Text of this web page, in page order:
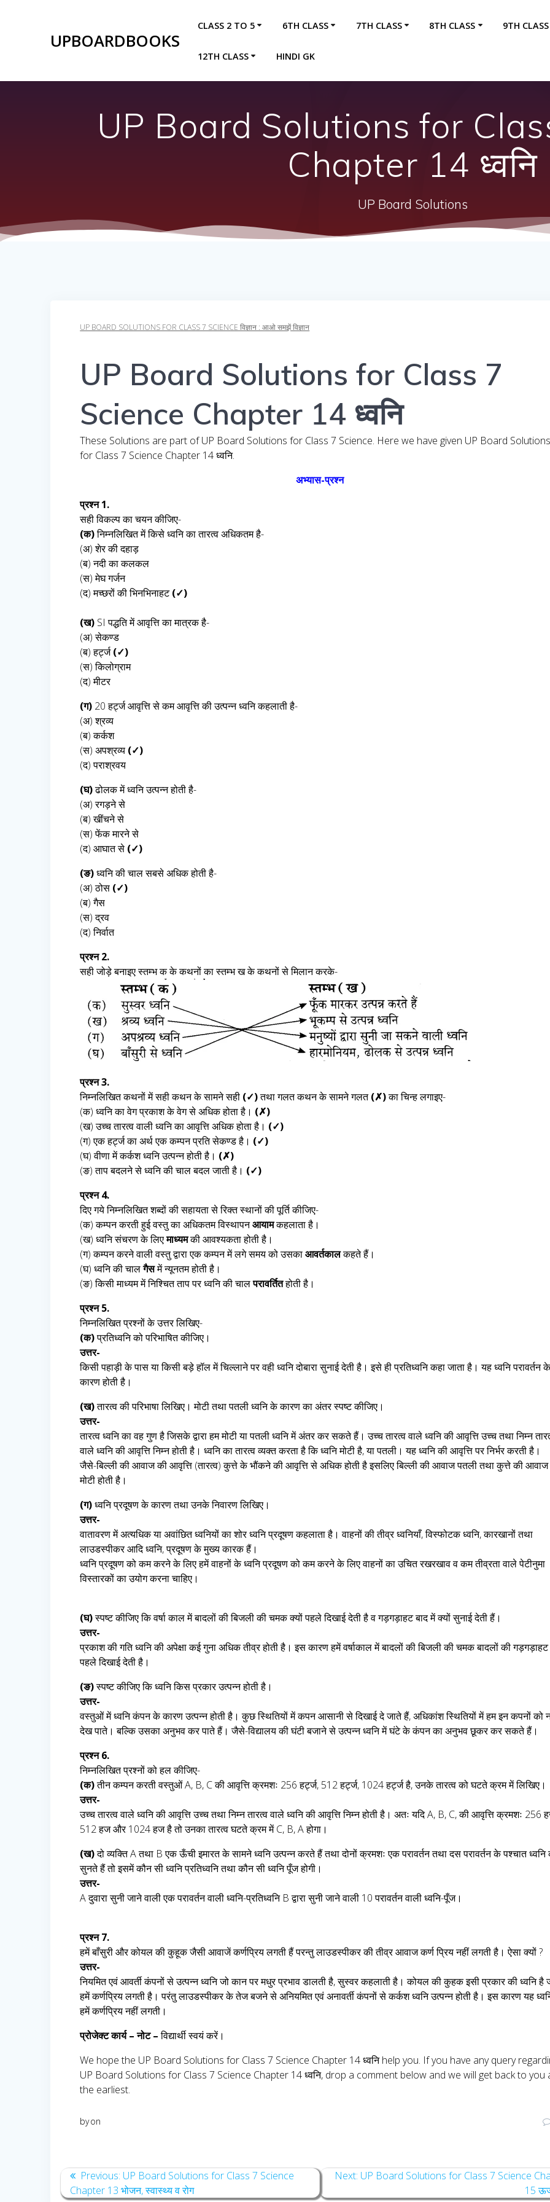
UPBOARDBOOKS
CLASS 2 TO 5 6TH CLASS 7TH CLASS 8TH CLASS 9TH CLASS
12TH CLASS HINDI GK
UP Board Solutions for
Chapter 14 ध्वनि
UP Board Solutions
UP BOARD SOLUTIONS FOR CLASS 7 SCIENCE विज्ञान : आओ समझें विज्ञान
UP Board Solutions for Class 7
Science Chapter 14 ध्वनि
These Solutions are part of UP Board Solutions for Class 7 Science. Here we have given UP Board
for Class 7 Science Chapter 14 ध्वनि.
अभ्यास-प्रश्न
प्रश्न 1.
सही विकल्प का चयन कीजिए-
(क)निम्नलिखित में किसे ध्वनि का तारत्व अधिकतम है-
(अ) शेर की दहाड़
(ब) नदी का कलकल
(स) मेघ गर्जन
(द) मच्छरों की भिनभिनाहट(✓)
(ख) SI पद्धति में आवृत्ति का मात्रक है-
(अ) सेकण्ड
(ब) हर्ट्ज(✓)
(स) किलोग्राम
(द) मीटर
(ग) 20 हर्ट्ज आवृत्ति से कम आवृत्ति की उत्पन्न ध्वनि कहलाती है-
(अ) श्रव्य
(ब) कर्कश
(स) अपश्रव्य (✓)
(द) पराश्रवय
(घ)ढोलक में ध्वनि उत्पन्न होती है-
(अ) रगड़ने से
(ब) खींचने से
(स) फेंक मारने से
(द) आघात से (✓)
(ङ)ध्वनि की चाल सबसे अधिक होती है-
(अ) ठोस (✓)
(ब) गैस
(स) द्रव
(द) निर्वात
प्रश्न 2.
सही जोड़े बनाइए स्तम्भ क के कथनों का स्तम्भ ख के कथनों से मिलान करके-
प्रश्न 3.
निम्नलिखित कथनों में सही कथन के सामने सही (✓)तथा गलत कथन के सामने गलत(✗)का चिन्ह लगाइए-
(क) ध्वनि का वेग प्रकाश के वेग से अधिक होता है। (✗)
(ख) उच्च तारत्व वाली ध्वनि का आवृत्ति अधिक होता है। (✓)
(ग) एक हर्ट्ज का अर्थ एक कम्पन प्रति सेकण्ड है। (✓)
(घ) वीणा में कर्कश ध्वनि उत्पन्न होती है। (✗)
(ङ) ताप बदलने से ध्वनि की चाल बदल जाती है। (✓)
प्रश्न 4.
दिए गये निम्नलिखित शब्दों की सहायता से रिक्त स्थानों की पूर्ति कीजिए-
(क) कम्पन करती हुई वस्तु का अधिकतम विस्थापनआयामकहलाता है।
(ख) ध्वनि संचरण के लिएमाध्यमकी आवश्यकता होती है।
(ग) कम्पन करने वाली वस्तु द्वारा एक कम्पन में लगे समय को उसकाआवर्तकालकहते हैं।
(घ) ध्वनि की चालगैसमें न्यूनतम होती है।
(ङ) किसी माध्यम में निश्चित ताप पर ध्वनि की चालपरावर्तितहोती है।
प्रश्न 5.
निम्नलिखित प्रश्नों के उत्तर लिखिए-
(क)प्रतिध्वनि को परिभाषित कीजिए।
उत्तर-
किसी पहाड़ी के पास या किसी बड़े हॉल में चिल्लाने पर वही ध्वनि दोबारा सुनाई देती है। इसे ही प्रतिध्वनि कहा जाता है। यह ध्वनि परावर्तन
कारण होती है।
(ख)तारत्व की परिभाषा लिखिए। मोटी तथा पतली ध्वनि के कारण का अंतर स्पष्ट कीजिए।
उत्तर-
तारत्व ध्वनि का वह गुण है जिसके द्वारा हम मोटी या पतली ध्वनि में अंतर कर सकते हैं। उच्च तारत्व वाले ध्वनि की आवृत्ति उच्च तथा निम्न
वाले ध्वनि की आवृत्ति निम्न होती है। ध्वनि का तारत्व व्यक्त करता है कि ध्वनि मोटी है, या पतली। यह ध्वनि की आवृत्ति पर निर्भर करती है।
जैसे-बिल्ली की आवाज की आवृत्ति (तारत्व) कुत्ते के भौंकने की आवृत्ति से अधिक होती है इसलिए बिल्ली की आवाज पतली तथा कुत्ते की आवाज
मोटी होती है।
(ग)ध्वनि प्रदूषण के कारण तथा उनके निवारण लिखिए।
उत्तर-
वातावरण में अत्यधिक या अवांछित ध्वनियों का शोर ध्वनि प्रदूषण कहलाता है। वाहनों की तीव्र ध्वनियाँ, विस्फोटक ध्वनि, कारखानों तथा
लाउडस्पीकर आदि ध्वनि, प्रदूषण के मुख्य कारक हैं।
ध्वनि प्रदूषण को कम करने के लिए हमें वाहनों के ध्वनि प्रदूषण को कम करने के लिए वाहनों का उचित रखरखाव व कम तीव्रता वाले पेटीनुमा
विस्तारकों का उयोग करना चाहिए।
(घ)स्पष्ट कीजिए कि वर्षा काल में बादलों की बिजली की चमक क्यों पहले दिखाई देती है व गड़गड़ाहट बाद में क्यों सुनाई देती हैं।
उत्तर-
प्रकाश की गति ध्वनि की अपेक्षा कई गुना अधिक तीव्र होती है। इस कारण हमें वर्षाकाल में बादलों की बिजली की चमक बादलों की
पहले दिखाई देती है।
(ङ)स्पष्ट कीजिए कि ध्वनि किस प्रकार उत्पन्न होती है।
उत्तर-
वस्तुओं में ध्वनि कंपन के कारण उत्पन्न होती है। कुछ स्थितियों में कपन आसानी से दिखाई दे जाते हैं, अधिकांश स्थितियों में हम इन कपनों को
देख पाते। बल्कि उसका अनुभव कर पाते हैं। जैसे-विद्यालय की घंटी बजाने से उत्पन्न ध्वनि में घंटे के कंपन का अनुभव छूकर कर सकते हैं।
प्रश्न 6.
निम्नलिखित प्रश्नों को हल कीजिए-
(क)तीन कम्पन करती वस्तुओं A, B, C की आवृत्ति क्रमशः 256 हर्ट्ज, 512 हर्ट्ज, 1024 हर्ट्ज है, उनके तारत्व को घटते क्रम में लिखिए।
उत्तर-
उच्च तारत्व वाले ध्वनि की आवृत्ति उच्च तथा निम्न तारत्व वाले ध्वनि की आवृत्ति निम्न होती है। अतः यदि A, B, C, की आवृत्ति क्रमशः 256
512 हज और 1024 हज है तो उनका तारत्व घटते क्रम में C, B, A होगा।
(ख)दो व्यक्ति A तथा B एक ऊँची इमारत के सामने ध्वनि उत्पन्न करते हैं तथा दोनों क्रमशः एक परावर्तन तथा दस परावर्तन के पश्चात ध्वनि
सुनते हैं तो इसमें कौन सी ध्वनि प्रतिध्वनि तथा कौन सी ध्वनि पूँज होगी।
उत्तर-
A दुवारा सुनी जाने वाली एक परावर्तन वाली ध्वनि-प्रतिध्वनि B द्वारा सुनी जाने वाली 10 परावर्तन वाली ध्वनि-पूँज।
प्रश्न 7.
हमें बाँसुरी और कोयल की कुहूक जैसी आवाजें कर्णप्रिय लगती हैं परन्तु लाउडस्पीकर की तीव्र आवाज कर्ण प्रिय नहीं लगती है। ऐसा क्यों ?
उत्तर-
नियमित एवं आवर्ती कंपनों से उत्पन्न ध्वनि जो कान पर मधुर प्रभाव डालती है, सुस्वर कहलाती है। कोयल की कुहक इसी प्रकार की ध्वनि है
हमें कर्णप्रिय लगती है। परंतु लाउडस्पीकर के तेज बजने से अनियमित एवं अनावर्ती कंपनों से कर्कश ध्वनि उत्पन्न होती है। इस कारण यह
हमें कर्णप्रिय नहीं लगती।
प्रोजेक्ट कार्य – नोट –विद्यार्थी स्वयं करें।
We hope the UP Board Solutions for Class 7 Science Chapter 14 ध्वनि help you. If you have any query
UP Board Solutions for Class 7 Science Chapter 14 ध्वनि, drop a comment below and we will get back to you
the earliest.
byon
PostPrevious: Previous
post:
UP Board Solutions for Class 7 Science
Chapter 13 भोजन, स्वास्थ्य व रोग
Next: Next
UP Board Solutions for Class 7 Science
15